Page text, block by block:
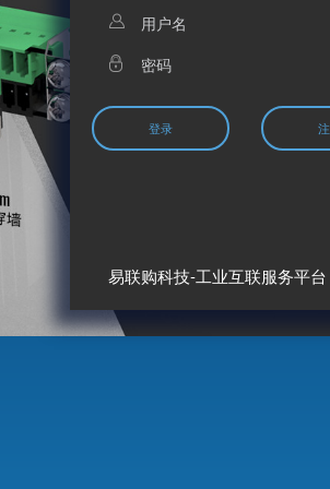
易联购科技-工业互联服务平台